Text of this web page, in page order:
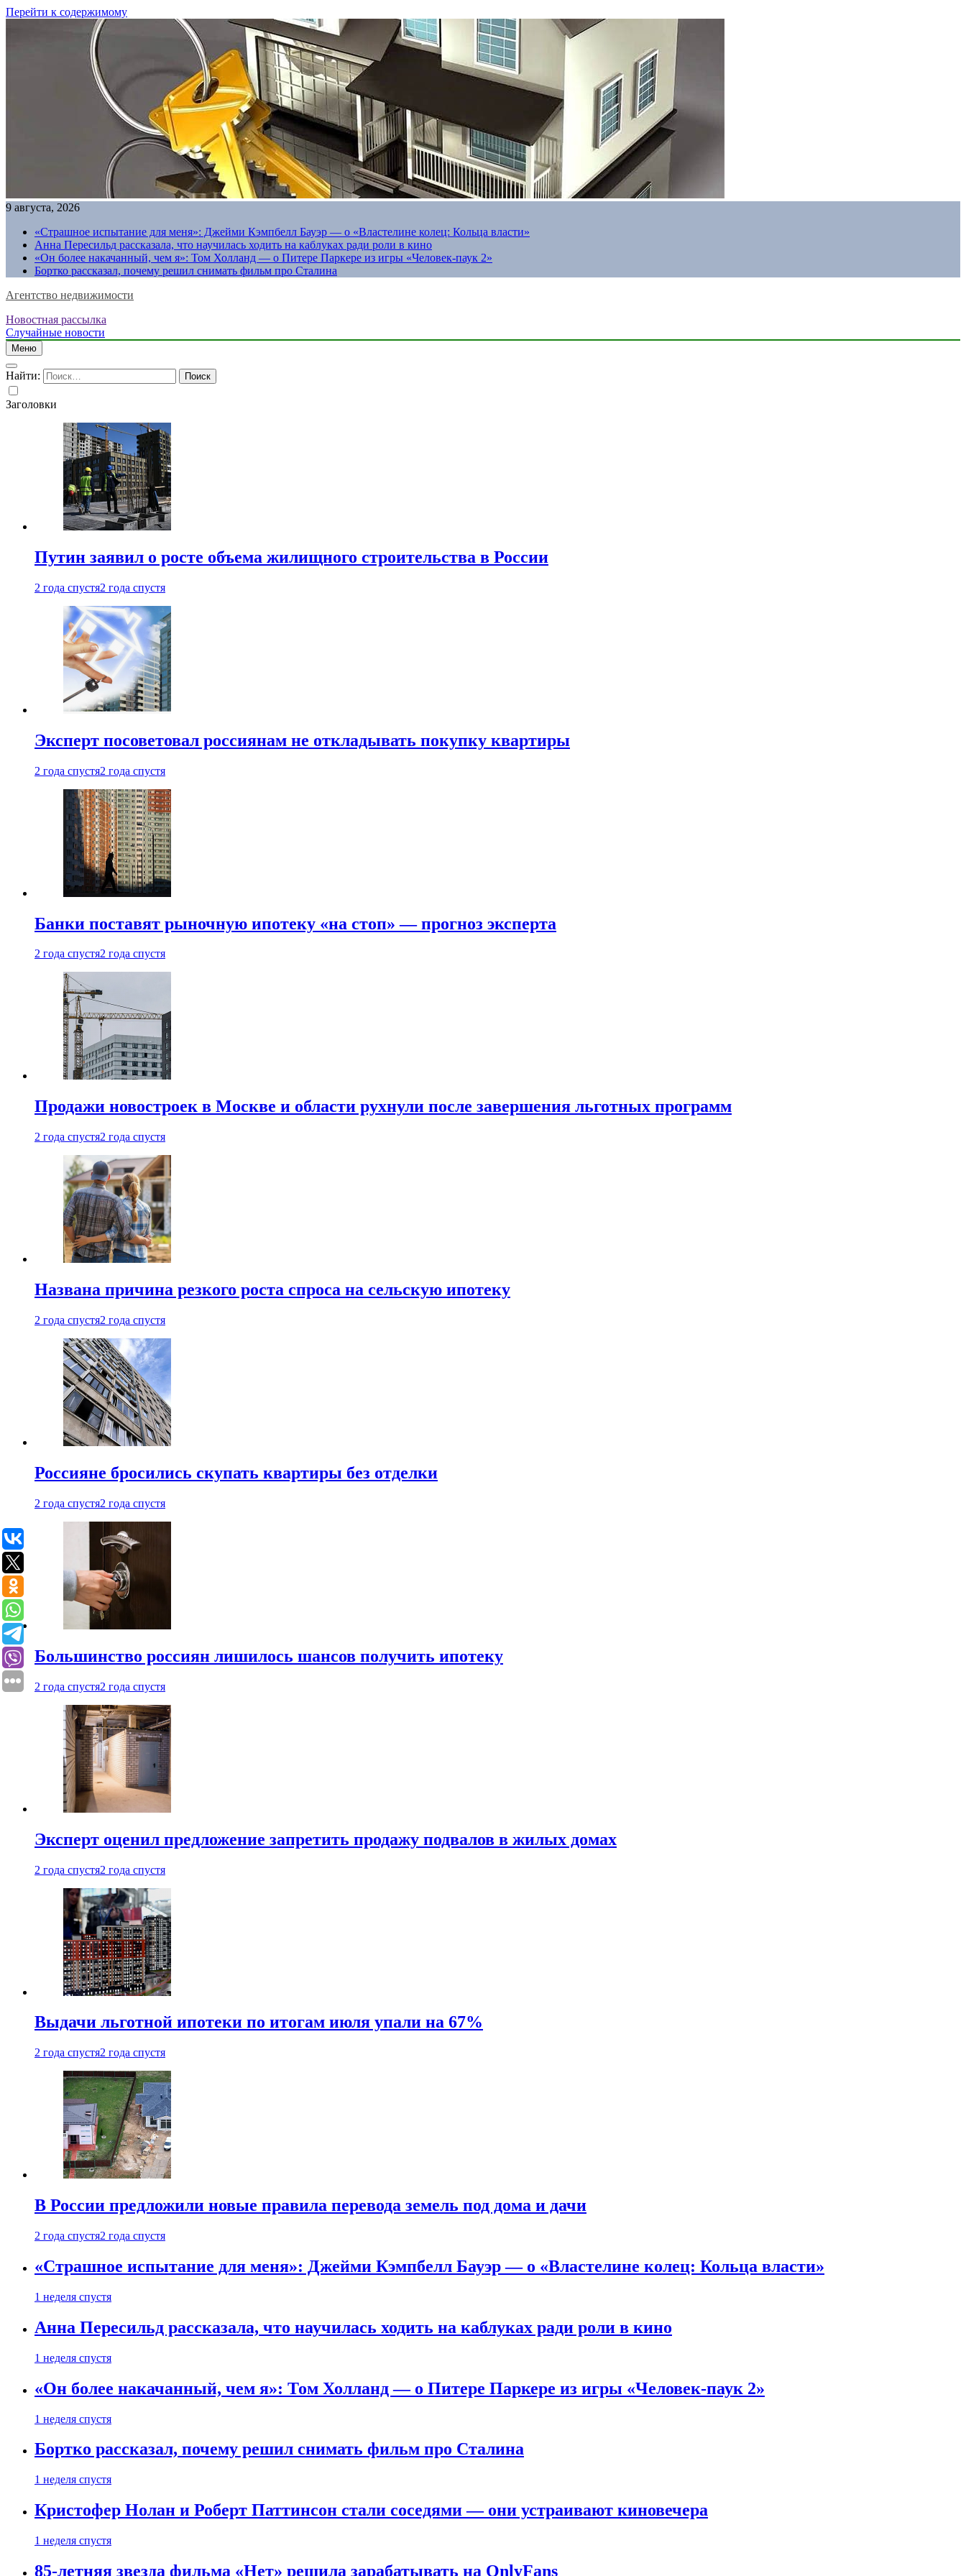
Перейти к содержимому
9 августа, 2026
«Страшное испытание для меня»: Джейми Кэмпбелл Бауэр — о «Властелине колец: Кольца власти»
Анна Пересильд рассказала, что научилась ходить на каблуках ради роли в кино
«Он более накачанный, чем я»: Том Холланд — о Питере Паркере из игры «Человек-паук 2»
Бортко рассказал, почему решил снимать фильм про Сталина
Агентство недвижимости
Новостная рассылка
Случайные новости
Меню
Найти:
Заголовки
Путин заявил о росте объема жилищного строительства в России
2 года спустя2 года спустя
Эксперт посоветовал россиянам не откладывать покупку квартиры
2 года спустя2 года спустя
Банки поставят рыночную ипотеку «на стоп» — прогноз эксперта
2 года спустя2 года спустя
Продажи новостроек в Москве и области рухнули после завершения льготных программ
2 года спустя2 года спустя
Названа причина резкого роста спроса на сельскую ипотеку
2 года спустя2 года спустя
Россияне бросились скупать квартиры без отделки
2 года спустя2 года спустя
Большинство россиян лишилось шансов получить ипотеку
2 года спустя2 года спустя
Эксперт оценил предложение запретить продажу подвалов в жилых домах
2 года спустя2 года спустя
Выдачи льготной ипотеки по итогам июля упали на 67%
2 года спустя2 года спустя
В России предложили новые правила перевода земель под дома и дачи
2 года спустя2 года спустя
«Страшное испытание для меня»: Джейми Кэмпбелл Бауэр — о «Властелине колец: Кольца власти»
1 неделя спустя
Анна Пересильд рассказала, что научилась ходить на каблуках ради роли в кино
1 неделя спустя
«Он более накачанный, чем я»: Том Холланд — о Питере Паркере из игры «Человек-паук 2»
1 неделя спустя
Бортко рассказал, почему решил снимать фильм про Сталина
1 неделя спустя
Кристофер Нолан и Роберт Паттинсон стали соседями — они устраивают киновечера
1 неделя спустя
85-летняя звезда фильма «Нет» решила зарабатывать на OnlyFans